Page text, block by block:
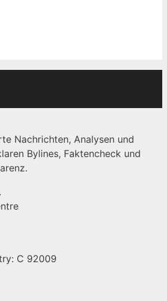
Nachrichten, Analysen und
Bylines, Faktencheck und
C 92009